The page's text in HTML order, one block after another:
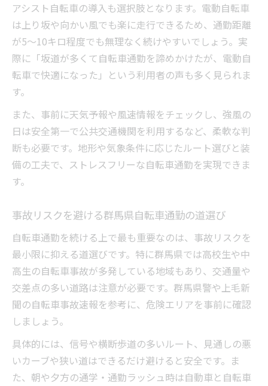
アシスト自転車の導入も選択肢となります。電動自転車
は上り坂や向かい風でも楽に走行できるため、通勤距離
が5～10キロ程度でも無理なく続けやすいでしょう。実
際に「坂道が多くて自転車通勤を諦めかけたが、電動自
転車で快適になった」という利用者の声も多く見られま
す。
また、事前に天気予報や風速情報をチェックし、強風の
日は安全第一で公共交通機関を利用するなど、柔軟な判
断も必要です。地形や気象条件に応じたルート選びと装
備の工夫で、ストレスフリーな自転車通勤を実現できま
す。
事故リスクを避ける群馬県自転車通勤の道選び
自転車通勤を続ける上で最も重要なのは、事故リスクを
最小限に抑える道選びです。特に群馬県では高校生や中
高生の自転車事故が多発している地域もあり、交通量や
交差点の多い道路は注意が必要です。群馬県警や上毛新
聞の自転車事故速報を参考に、危険エリアを事前に確認
しましょう。
具体的には、信号や横断歩道の多いルート、見通しの悪
いカーブや狭い道はできるだけ避けると安全です。ま
た、朝や夕方の通学・通勤ラッシュ時は自動車と自転車